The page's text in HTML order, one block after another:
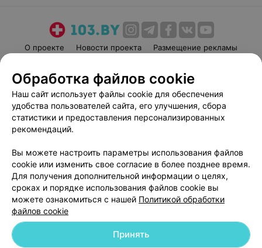
О проекте Новости проекта
Размещение рекламы
Пользовательское соглашение
Способы оплаты
Вакансии
Партнеры
Написать руководителю 103.by
Обработка персональных данных
© 2026 ООО «Артокс Лаб», УНП 191700409 | 220012, Республика Беларусь,
Обработка файлов cookie
Наш сайт использует файлы cookie для обеспечения
удобства пользователей сайта, его улучшения, сбора
статистики и предоставления персонализированных
рекомендаций.
Вы можете настроить параметры использования файлов
cookie или изменить свое согласие в более позднее время.
Для получения дополнительной информации о целях,
сроках и порядке использования файлов cookie вы
можете ознакомиться с нашей Политикой обработки
файлов cookie
Принять